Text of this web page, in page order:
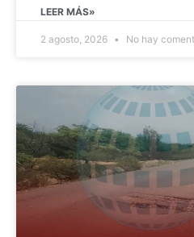
LEER MÁS»
2 agosto, 2026 No hay